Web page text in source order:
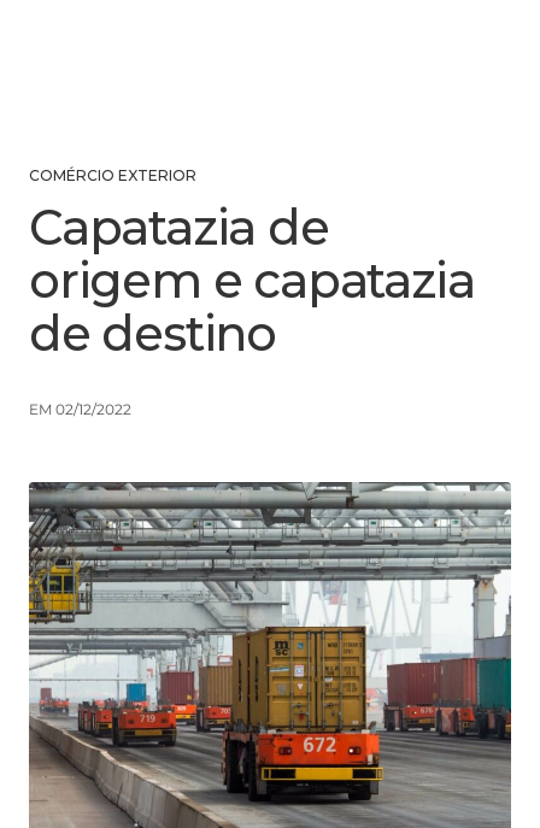
COMÉRCIO EXTERIOR
Capatazia de
origem e capatazia
de destino
EM 02/12/2022